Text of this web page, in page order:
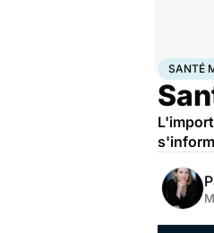
Accueil
SANTÉ